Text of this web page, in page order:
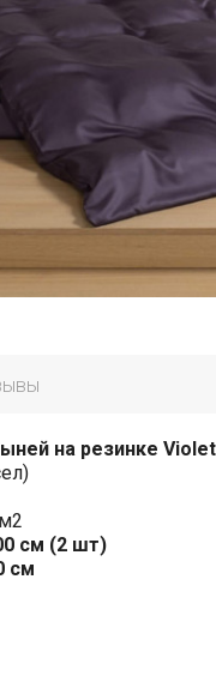
на резинке
см (2 шт)
см